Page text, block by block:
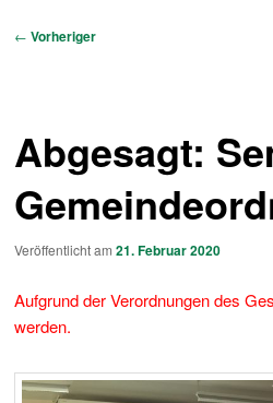
Beitragsnavigation
← Vorheriger
Abgesagt:
Veröffentlicht am21. Februar 2020
Aufgrund der Verordnungen des
werden.